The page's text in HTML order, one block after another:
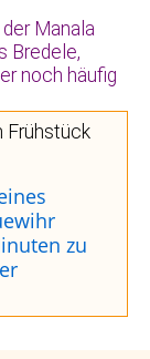
Manala
Bredele,
noch häufig
Frühstück
zu